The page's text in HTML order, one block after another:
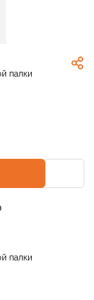
палки
палки